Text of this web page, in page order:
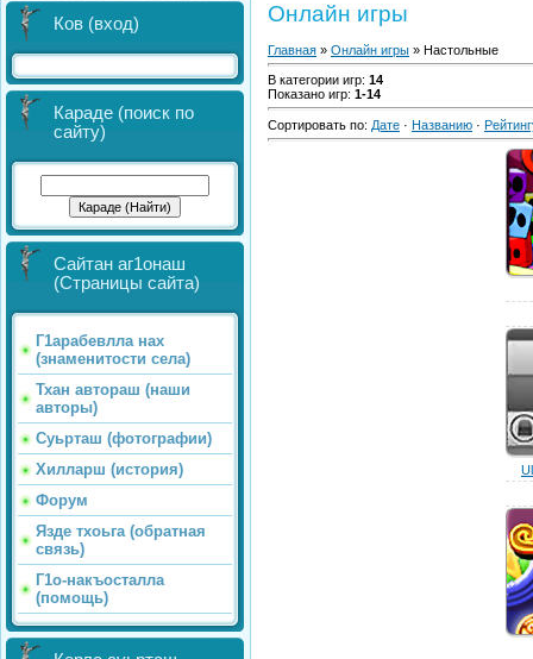
Ков (вход)
Караде (поиск по
сайту)
Сайтан аг1онаш
(Страницы сайта)
Г1арабевлла нах
(знаменитости села)
Тхан автораш (наши
авторы)
Суьрташ (фотографии)
Хилларш (история)
Форум
Язде тхоьга (обратная
связь)
Г1о-накъосталла
(помощь)
Онлайн игры
Главная » Онлайн игры » Настольные
В категории игр: 14
Показано игр: 1-14
Сортировать по: Дате · Названию ·